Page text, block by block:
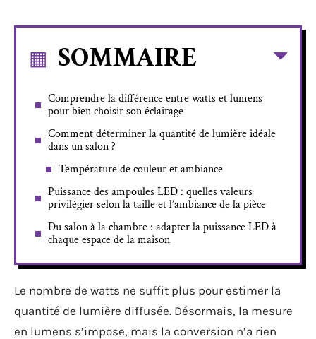
SOMMAIRE
Comprendre la différence entre watts et lumens
pour bien choisir son éclairage
Comment déterminer la quantité de lumière idéale
dans un salon ?
Température de couleur et ambiance
Puissance des ampoules LED : quelles valeurs
privilégier selon la taille et l’ambiance de la pièce
Du salon à la chambre : adapter la puissance LED à
chaque espace de la maison
Le nombre de watts ne suffit plus pour estimer la
quantité de lumière diffusée. Désormais, la mesure
en lumens s’impose, mais la conversion n’a rien